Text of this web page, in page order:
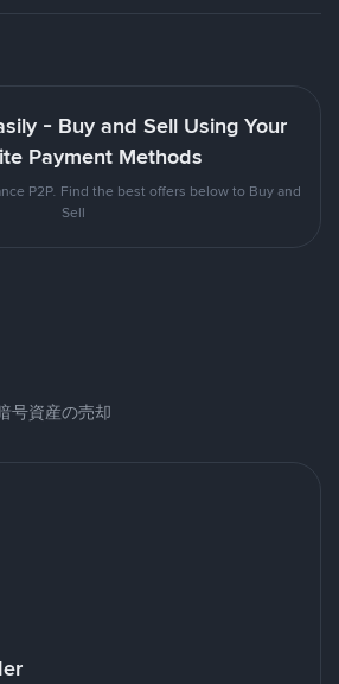
- Buy and Sell Using Your
Payment Methods
P2P. Find the best offers below to Buy and
Sell
号資産の売却